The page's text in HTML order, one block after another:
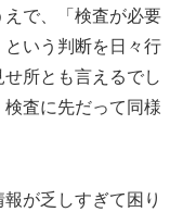
で、「検査が必要
いう判断を日々行
所とも言えるでし
査に先だって同様
が乏しすぎて困り